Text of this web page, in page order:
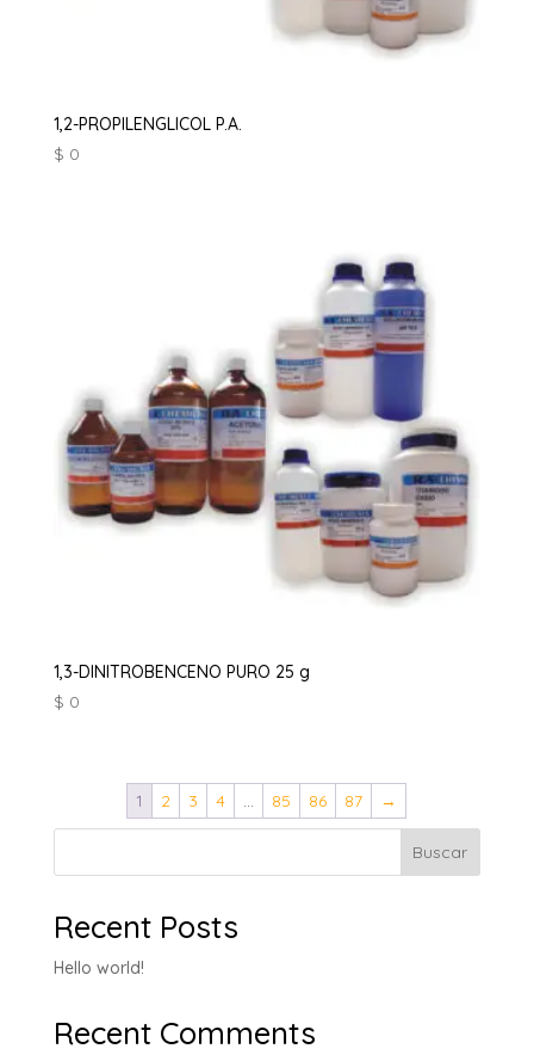
1,2-PROPILENGLICOL P.A.
$ 0
1,3-DINITROBENCENO PURO 25 g
$ 0
1 2 3 4 … 85 86 87 →
Buscar
Recent Posts
Hello world!
Recent Comments